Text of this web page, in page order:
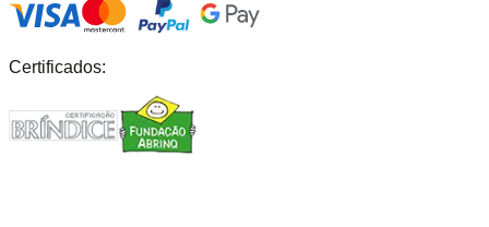
Certificados: